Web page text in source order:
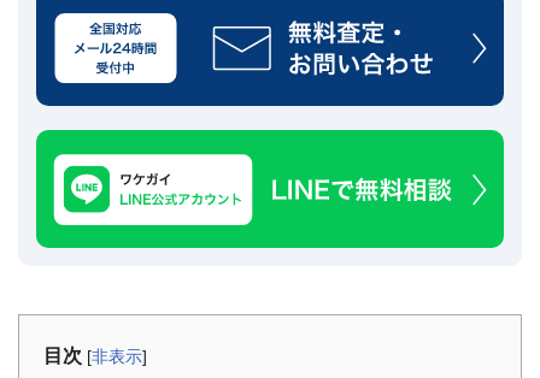
府
県
の
買
例
📖
お
役
ラ
相
▾
目次 [非表示]